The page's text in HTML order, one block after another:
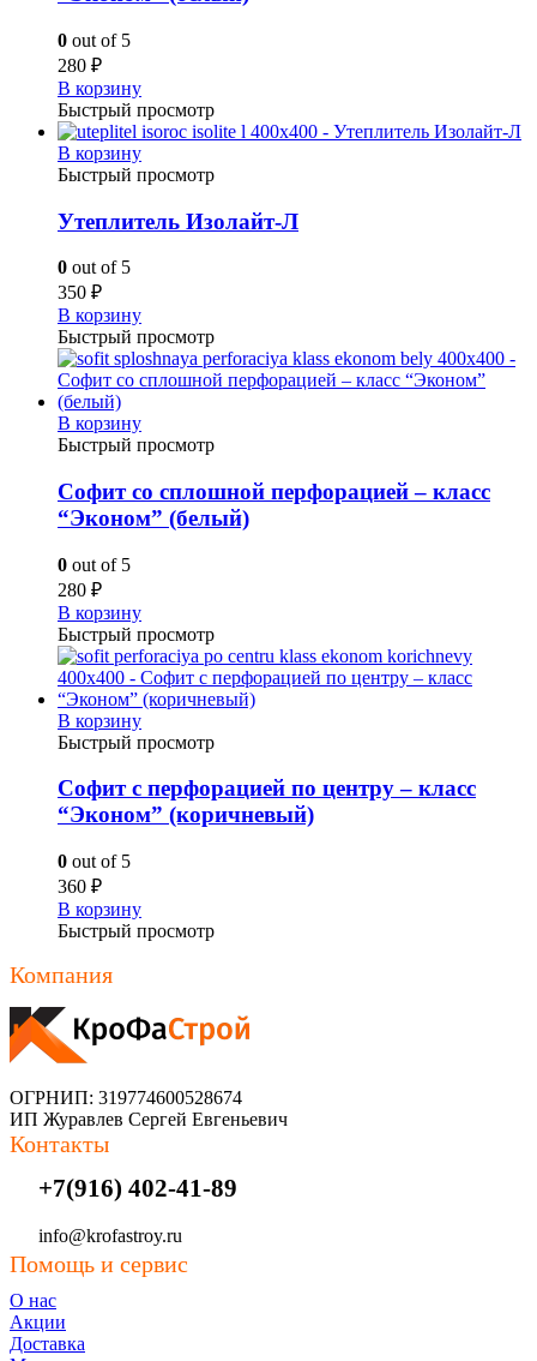
0 out of 5
280 ₽
В корзину
Быстрый просмотр
В корзину
Быстрый просмотр
Утеплитель Изолайт-Л
0 out of 5
350 ₽
В корзину
Быстрый просмотр
В корзину
Быстрый просмотр
Софит со сплошной перфорацией – класс
“Эконом” (белый)
0 out of 5
280 ₽
В корзину
Быстрый просмотр
В корзину
Быстрый просмотр
Софит с перфорацией по центру – класс
“Эконом” (коричневый)
0 out of 5
360 ₽
В корзину
Быстрый просмотр
Компания
ОГРНИП: 319774600528674
ИП Журавлев Сергей Евгеньевич
Контакты
+7(916) 402-41-89
info@krofastroy.ru
Помощь и сервис
О нас
Акции
Доставка